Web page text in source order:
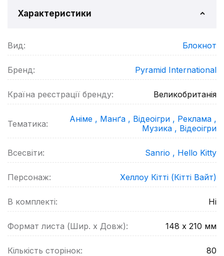
Характеристики
Вид: Блокнот
Бренд: Pyramid International
Країна реєстрації бренду: Великобританія
Тематика: Аніме , Манґа , Відеоігри , Реклама ,
Музика , Відеоігри
Всесвіти: Sanrio , Hello Kitty
Персонаж: Хеллоу Кітті (Кітті Вайт)
В комплекті: Ні
Формат листа (Шир. х Довж): 148 х 210 мм
Кількість сторінок: 80